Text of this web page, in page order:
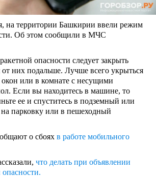
на территории Башкирии ввели режим
Об этом сообщили в МЧС
опасности следует закрыть
от них подальше. Лучше всего укрыться
или в комнате с несущими
Если вы находитесь в машине, то
ее и спуститесь в подземный или
парковку или в пешеходный
о сбоях в работе мобильного
что делать при объявлении